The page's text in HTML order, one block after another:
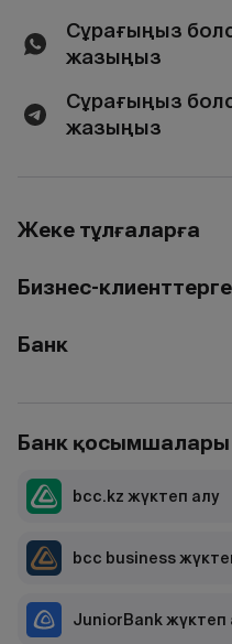
Сұрағыңыз
жазыңыз
Сұрағыңыз
жазыңыз
Жеке тұлғаларға
Бизнес-клиенттерге
Банк
Банк қосымшалары
bcc.kz жүктеп алу
bcc business
JuniorBank жүктеп